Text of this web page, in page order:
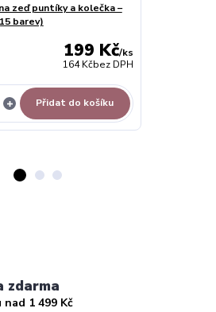
zeď puntíky a kolečka –
barev)
199 Kč/ks
164 Kčbez DPH
Přidat do košíku
zdarma
nad 1 499 Kč